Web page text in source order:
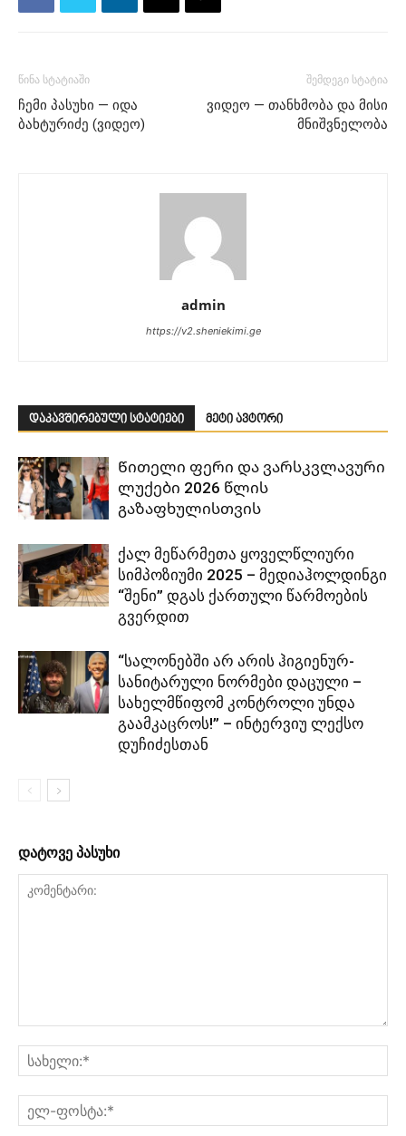
წინა სტატიაში
ჩემი პასუხი — იდა
ბახტურიძე (ვიდეო)
შემდეგი სტატია
ვიდეო — თანხმობა და მისი
მნიშვნელობა
admin
https://v2.sheniekimi.ge
დაკავშირებული სტატიები მეტი ავტორი
Წითელი ფერი და ვარსკვლავური
ლუქები 2026 წლის
გაზაფხულისთვის
ქალ მეწარმეთა ყოველწლიური
სიმპოზიუმი 2025 – მედიაჰოლდინგი
“შენი” დგას ქართული წარმოების
გვერდით
“სალონებში არ არის ჰიგიენურ-
სანიტარული ნორმები დაცული –
სახელმწიფომ კონტროლი უნდა
გაამკაცროს!” – ინტერვიუ ლექსო
დუჩიძესთან
დატოვე პასუხი